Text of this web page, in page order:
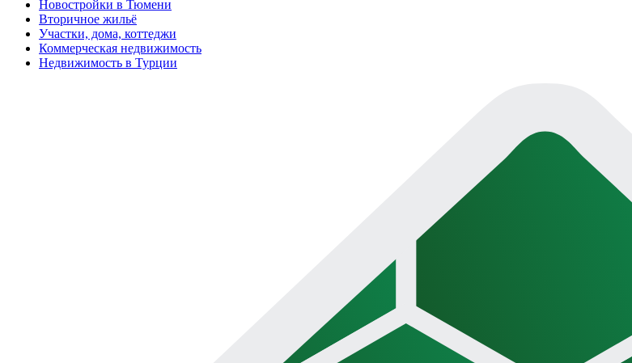
Новостройки в Тюмени
Вторичное жильё
Участки, дома, коттеджи
Коммерческая недвижимость
Недвижимость в Турции